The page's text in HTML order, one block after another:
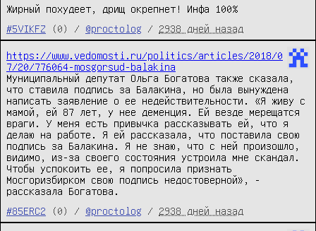
Жирный похудеет, дрищ окрепнет! Инфа 100%
#5VIKFZ
(0) / @proctolog / 2938 дней назад
https://www.vedomosti.ru/politics/articles/2018/0
7/20/776064-mosgorsud-balakina
Муниципальный депутат Ольга Богатова также сказала,
что ставила подпись за Балакина, но была вынуждена
написать заявление о ее недействительности. «Я живу с
мамой, ей 87 лет, у нее деменция. Ей везде мерещатся
враги. У меня есть привычка рассказывать ей, что я
делаю на работе. Я ей рассказала, что поставила свою
подпись за Балакина. Я не знаю, что с ней произошло,
видимо, из-за своего состояния устроила мне скандал.
Чтобы успокоить ее, я попросила признать
Мосгоризбирком свою подпись недостоверной», -
рассказала Богатова.
#85ERC2
(0) / @proctolog / 2938 дней назад